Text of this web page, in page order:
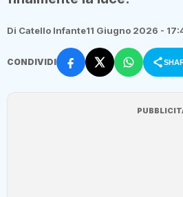
Di Catello Infante11 Giugno 2026 -
CONDIVIDI